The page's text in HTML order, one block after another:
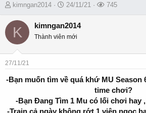
T
r
e
s
a
kimngan2014
S
a
t
e
24/11/21
L
745
K kimngan2014
Thành viên mới
27/11/21
-Bạn muốn tìm về quá khứ MU
time chơi?
-Bạn Đang Tìm 1 Mu có lối chơi hay
-Train cả ngày không rớt 1 viên ngọc